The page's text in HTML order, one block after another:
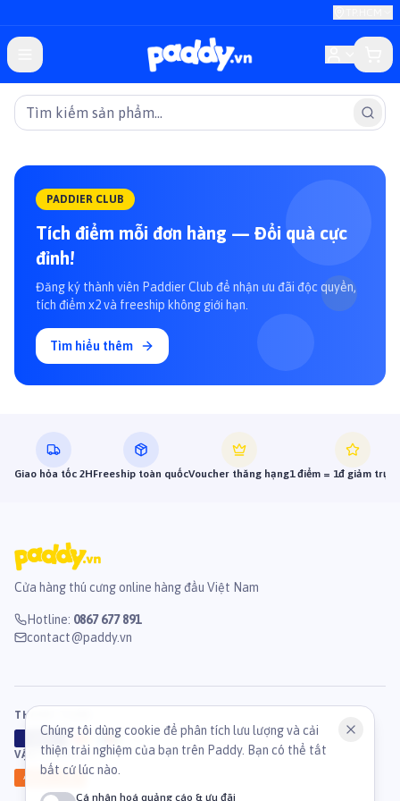
PADDIER CLUB
Tích điểm mỗi đơn hàng — Đổi quà cực
đỉnh!
Đăng ký thành viên Paddier Club để nhận ưu đãi độc quyền,
tích điểm x2 và freeship không giới hạn.
Tìm hiểu thêm
Giao hỏa tốc 2HFreeship toàn quốcVoucher thăng hạng1 điểm = 1đ giảm trực
Cửa hàng thú cưng online hàng đầu Việt Nam
Hotline: 0867 677 891
contact@paddy.vn
THANH TOÁN
B
VẬN CHUYỂN
Ahamove
Chúng tôi dùng cookie để phân tích lưu lượng và cải
thiện trải nghiệm của bạn trên Paddy. Bạn có thể tắt
bất cứ lúc nào.
Cá nhân hoá quảng cáo & ưu đãi